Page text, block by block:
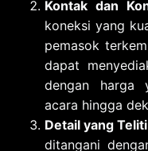
Kontak dan
koneksi yang
pemasok
dapat
dengan harga
acara hingga
Detail yang Teliti
ditangani